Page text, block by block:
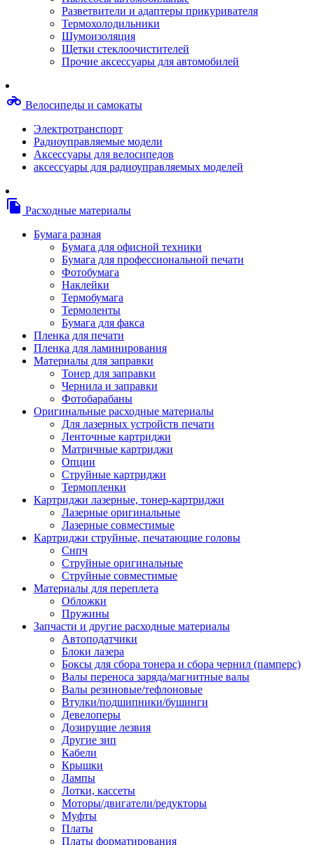
Степлерные скобы, скрепки
Термопленки
Термоузлы/печки/тэны
Тормозные площадки
Узлы/комплекты переноса изображений
Шлейфы
Баллоны со сжатым воздухом
Салфетки для чистки оргтехники
Скотч, фломастеры
Чистящие спреи, жидкости и пены
Картриджи для специализированных
Другие картриджи и твердые чернила
Картриджи и твердые чернила
Картриджи матричные, чернила
Расходные материалы для профессиональной
печати
Электрика
Изделия для прокладки кабеля и
Арматура кабельная/изоляционные
материалы
Гильза соединительная для
алюминиевых проводников под
опрессовку
проводников под опрессовку
Гильза соединительная со
болтами
Заглушка термоусадочная
ответвительный
Муфта кабельная концевая
Муфта кабельная соединительная
Наконечник быстроразмыкаемый
Наконечник кабельный со
Наконечник кабельный трубчатый
медных проводников
Наконечник обжимной кабельный
медных проводников
din 46236
Наконечник-гильза для медных
проводников
Пружина постоянного давления
Сжим ответвительный,
Ящик для хранения инструмента и
Разветвители и адаптеры прикуривателя
Термохолодильники
Шумоизоляция
Щетки стеклоочистителей
Прочие аксессуары для автомобилей
motorcycle Велосипеды и самокаты
Электротранспорт
Радиоуправляемые модели
Аксессуары для велосипедов
аксессуары для радиоуправляемых моделей
file_copy Расходные материалы
Бумага разная
Бумага для офисной техники
Бумага для профессиональной печати
Фотобумага
Наклейки
Термобумага
Термоленты
Бумага для факса
Пленка для печати
Пленка для ламинирования
Материалы для заправки
Тонер для заправки
Чернила и заправки
Фотобарабаны
Оригинальные расходные материалы
Для лазерных устройств печати
Ленточные картриджи
Матричные картриджи
Опции
Струйные картриджи
Термопленки
Картриджи лазерные, тонер-картриджи
Лазерные оригинальные
Лазерные совместимые
Картриджи струйные, печатающие головы
Снпч
Струйные оригинальные
Струйные совместимые
Материалы для переплета
Обложки
Пружины
Запчасти и другие расходные материалы
Автоподатчики
Блоки лазера
Боксы для сбора тонера и сбора чернил (памперс)
Валы переноса заряда/магнитные валы
Валы резиновые/тефлоновые
Втулки/подшипники/бушинги
Девелоперы
Дозирущие лезвия
Другие зип
Кабели
Крышки
Лампы
Лотки, кассеты
Моторы/двигатели/редукторы
Муфты
Платы
Платы форматирования